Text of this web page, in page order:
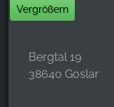
Vergrößern
Bergtal 19
38640 Goslar